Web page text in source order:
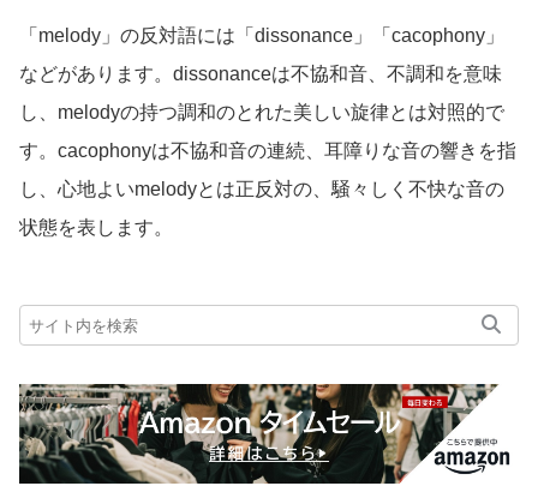
「melody」の反対語には「dissonance」「cacophony」
などがあります。dissonanceは不協和音、不調和を意味
し、melodyの持つ調和のとれた美しい旋律とは対照的で
す。cacophonyは不協和音の連続、耳障りな音の響きを指
し、心地よいmelodyとは正反対の、騒々しく不快な音の
状態を表します。